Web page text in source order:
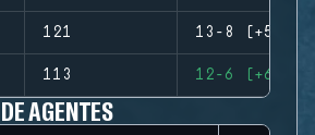
121 13-8 (+5)
113 12-6 (+6)
AGENTES